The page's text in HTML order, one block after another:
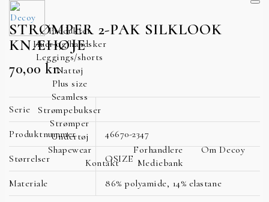
Produkter
Huer og handsker
Leggings/shorts
Nattøj
Plus size
Seamless
Strømpebukser
Strømper
Undertøj
Shapewear
Forhandlere
Om Decoy
Kontakt
Mediebank
STRØMPER 2-PAK SILKLOOK
KNÆHØJE
70,00kr.
Serie
Produktnummer 46670-2347
Størrelser OSIZE
Materiale 86% polyamide, 14% elastane